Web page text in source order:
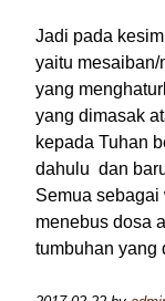
Jadi pada
yaitu mesaiban/
yang
yang dimasak
kepada Tuhan
dahulu dan
Semua sebagai
menebus dosa
tumbuhan yang